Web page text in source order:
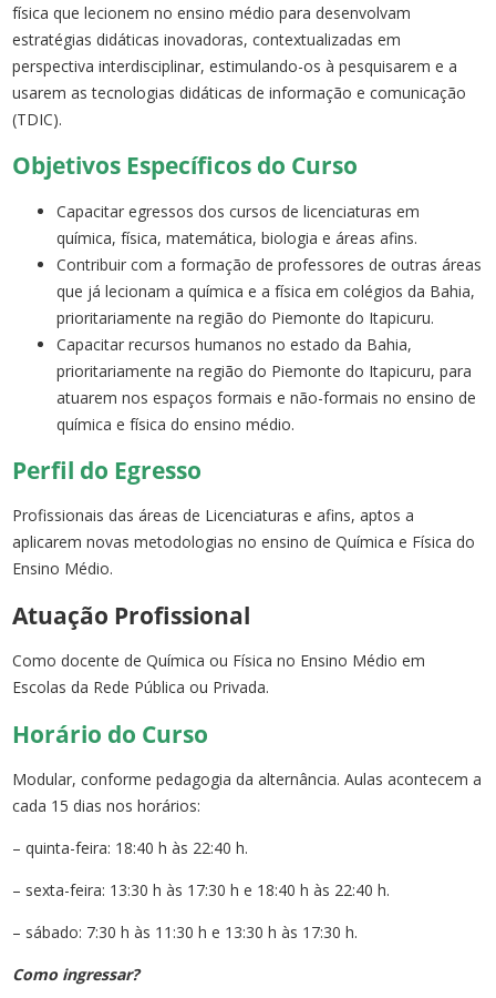
física que lecionem no ensino médio para desenvolvam
estratégias didáticas inovadoras, contextualizadas em
perspectiva interdisciplinar, estimulando-os à pesquisarem e a
usarem as tecnologias didáticas de informação e comunicação
(TDIC).
Objetivos Específicos do Curso
Capacitar egressos dos cursos de licenciaturas em
química, física, matemática, biologia e áreas afins.
Contribuir com a formação de professores de outras áreas
que já lecionam a química e a física em colégios da Bahia,
prioritariamente na região do Piemonte do Itapicuru.
Capacitar recursos humanos no estado da Bahia,
prioritariamente na região do Piemonte do Itapicuru, para
atuarem nos espaços formais e não-formais no ensino de
química e física do ensino médio.
Perfil do Egresso
Profissionais das áreas de Licenciaturas e afins, aptos a
aplicarem novas metodologias no ensino de Química e Física do
Ensino Médio.
Atuação Profissional
Como docente de Química ou Física no Ensino Médio em
Escolas da Rede Pública ou Privada.
Horário do Curso
Modular, conforme pedagogia da alternância. Aulas acontecem a
cada 15 dias nos horários:
– quinta-feira: 18:40 h às 22:40 h.
– sexta-feira: 13:30 h às 17:30 h e 18:40 h às 22:40 h.
– sábado: 7:30 h às 11:30 h e 13:30 h às 17:30 h.
Como ingressar?